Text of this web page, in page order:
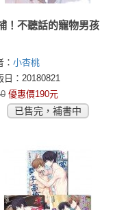
！不聽話的寵物男孩
： 小杏桃
日：20180821
優惠價190元
已售完，補書中